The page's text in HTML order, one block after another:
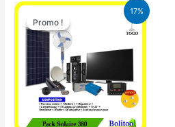
17%
Promo !
Promo !
Le
initial
était :
430.000 CFA.
Le
prix
actuel
355.000 CFA.